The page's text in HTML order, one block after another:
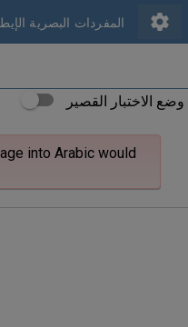
المفردات البصرية settings
وضع الاختبار القصير
into Arabic would